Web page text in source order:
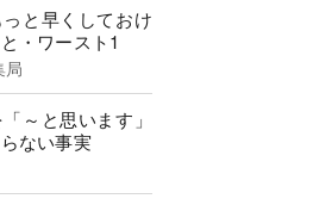
と早くしておけ
・ワースト1
局
～と思います」
ない事実